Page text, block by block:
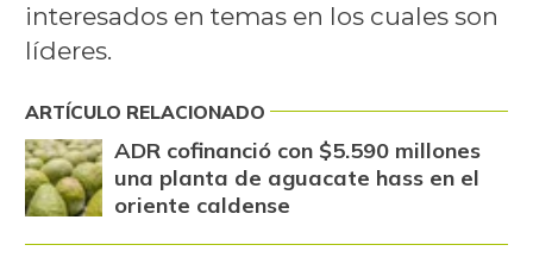
interesados en temas en los cuales son
líderes.
ARTÍCULO RELACIONADO
ADR cofinanció con $5.590 millones
una planta de aguacate hass en el
oriente caldense